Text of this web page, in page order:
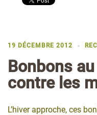
19 DÉCEMBRE 2012
Bonbons
contre les
L’hiver approche, ces